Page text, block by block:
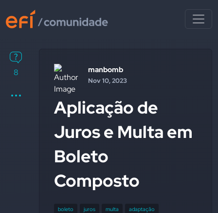
8 manbomb
Nov 10, 2023
Aplicação de
Juros e Multa em
Boleto
Composto
boleto juros multa
adaptação